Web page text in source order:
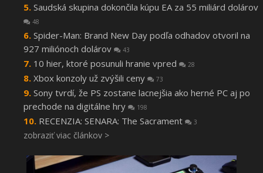
Saudská skupina dokončila kúpu EA za 55 miliárd dolárov
48
Spider-Man: Brand New Day podľa odhadov otvoril na
927 miliónoch dolárov
43
10 hier, ktoré posunuli hranie vpred 28
Xbox konzoly už zvýšili ceny 73
Sony tvrdí, že PS zostane lacnejšia ako herné PC aj po
prechode na digitálne hry
198
RECENZIA: SENARA: The Sacrament 3
zobraziť viac článkov >